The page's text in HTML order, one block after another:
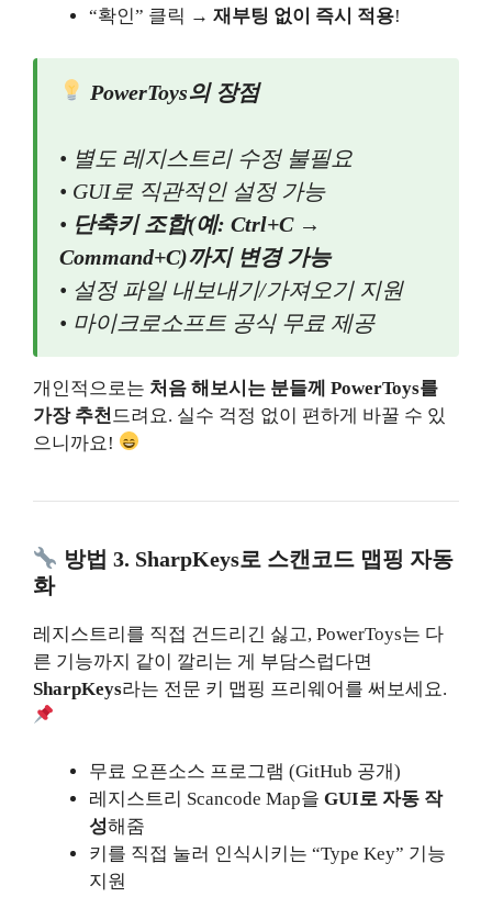
“확인” 클릭 → 재부팅 없이 즉시 적용!
PowerToys의 장점
• 별도 레지스트리 수정 불필요
• GUI로 직관적인 설정 가능
• 단축키 조합(예: Ctrl+C →
Command+C)까지 변경 가능
• 설정 파일 내보내기/가져오기 지원
• 마이크로소프트 공식 무료 제공
개인적으로는 처음 해보시는 분들께 PowerToys를
가장 추천 드려요. 실수 걱정 없이 편하게 바꿀 수 있
으니까요!
방법 3. SharpKeys로 스캔코드 맵핑 자동
화
레지스트리를 직접 건드리긴 싫고, PowerToys는 다
른 기능까지 같이 깔리는 게 부담스럽다면
SharpKeys라는 전문 키 맵핑 프리웨어를 써보세요.
무료 오픈소스 프로그램 (GitHub 공개)
레지스트리 Scancode Map을 GUI로 자동 작
성해줌
키를 직접 눌러 인식시키는 “Type Key” 기능
지원